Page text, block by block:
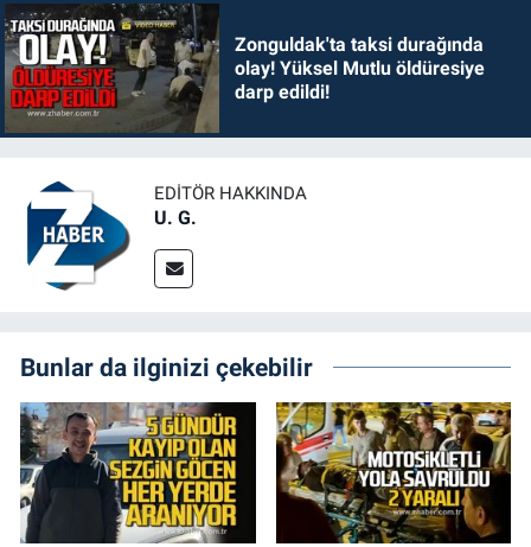
Zonguldak'ta taksi durağında
olay! Yüksel Mutlu öldüresiye
darp edildi!
EDITÖR HAKKINDA
U. G.
Bunlar da ilginizi çekebilir